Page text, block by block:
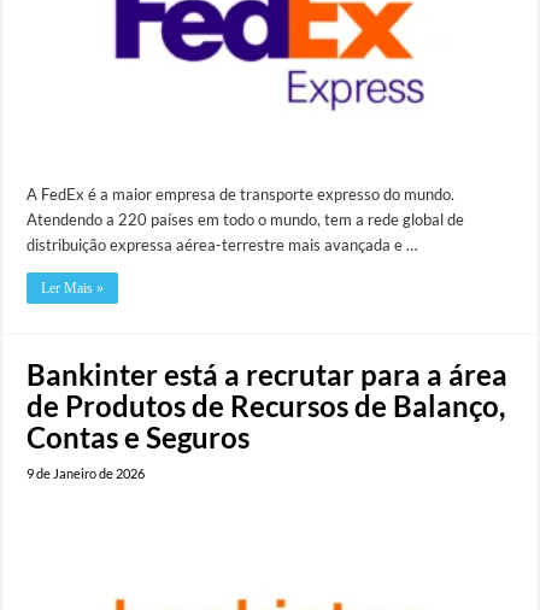
A FedEx é a maior empresa de transporte expresso do mundo.
Atendendo a 220 países em todo o mundo, tem a rede global de
distribuição expressa aérea-terrestre mais avançada e …
Ler Mais »
Bankinter está a recrutar para a área
de Produtos de Recursos de Balanço,
Contas e Seguros
9 de Janeiro de 2026